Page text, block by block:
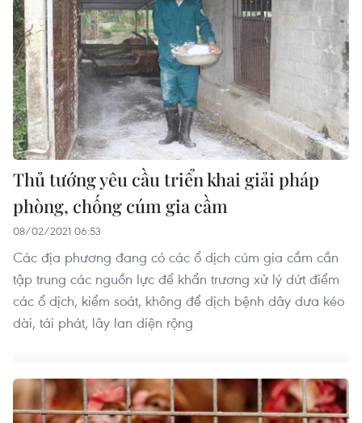
Thủ tướng yêu cầu triển khai giải pháp
phòng, chống cúm gia cầm
08/02/2021 06:53
Các địa phương đang có các ổ dịch cúm gia cầm cần
tập trung các nguồn lực để khẩn trương xử lý dứt điểm
các ổ dịch, kiểm soát, không để dịch bệnh dây dưa kéo
dài, tái phát, lây lan diện rộng